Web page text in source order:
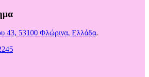
43, 53100 Φλώρινα, Ελλάδα.